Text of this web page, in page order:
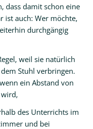
dass damit schon eine
ist auch: Wer möchte,
durchgängig
weil sie natürlich
Stuhl verbringen.
ein Abstand von
des Unterrichts im
und bei